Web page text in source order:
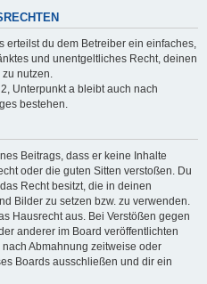
erteilst du dem Betreiber ein einfaches,
und unentgeltliches Recht, deinen
zu nutzen.
Unterpunkt a bleibt auch nach
bestehen.
Beitrags, dass er keine Inhalte
oder die guten Sitten verstoßen. Du
Recht besitzt, die in deinen
Bilder zu setzen bzw. zu verwenden.
Hausrecht aus. Bei Verstößen gegen
anderer im Board veröffentlichten
Abmahnung zeitweise oder
Boards ausschließen und dir ein